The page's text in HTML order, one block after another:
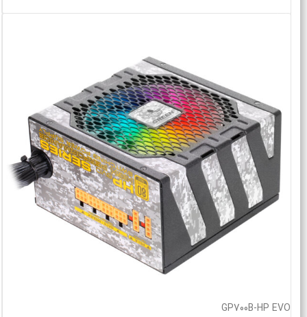
GP700B-HP EVO